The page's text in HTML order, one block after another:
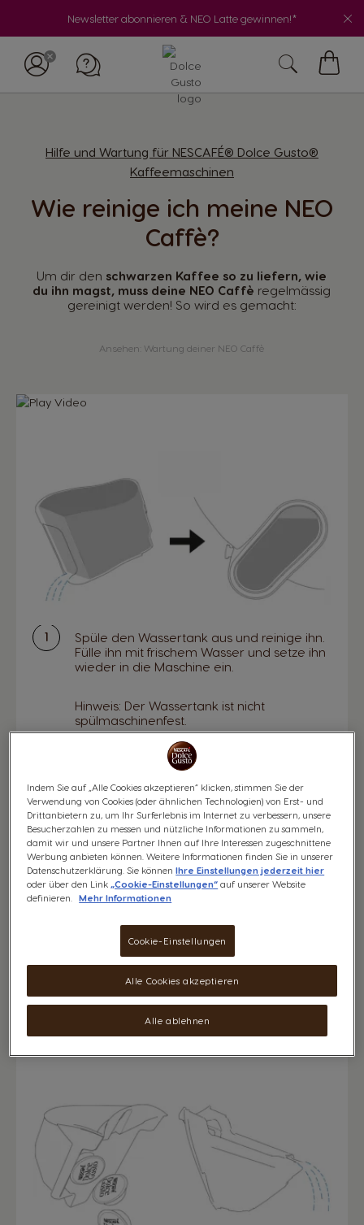
Newsletter abonnieren & NEO Latte gewinnen!*
Hilfe und Wartung für NESCAFÉ® Dolce Gusto®
Kaffeemaschinen
Wie reinige ich meine NEO
Caffè?
Um dir den schwarzen Kaffee so zu liefern, wie
du ihn magst, muss deine NEO Caffè regelmässig
gereinigt werden! So wird es gemacht:
Ansehen: Wartung deiner NEO Caffè
Spüle den Wassertank aus und reinige ihn.
Fülle ihn mit frischem Wasser und setze ihn
wieder in die Maschine ein.
Hinweis: Der Wassertank ist nicht
spülmaschinenfest.
Leere die Tropfschale und spüle sie
zusammen mit dem Tropfgitter mit
Leitungswasser aus.
Indem Sie auf „Alle Cookies akzeptieren“ klicken, stimmen Sie der
Verwendung von Cookies (oder ähnlichen Technologien) von Erst- und
Drittanbietern zu, um Ihr Surferlebnis im Internet zu verbessern, unsere
Besucherzahlen zu messen und nützliche Informationen zu sammeln,
damit wir und unsere Partner Ihnen auf Ihre Interessen zugeschnittene
Werbung anbieten können. Weitere Informationen finden Sie in unserer
Datenschutzerklärung. Sie könnenIhre Einstellungen jederzeit hier
oder über den Link „Cookie-Einstellungen“ auf unserer Website
definieren.
Mehr Informationen
Cookie-Einstellungen
Alle ablehnen
Alle Cookies akzeptieren